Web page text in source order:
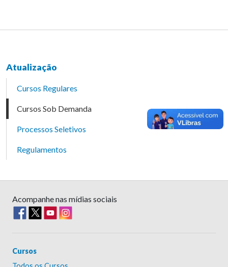
Atualização
Cursos Regulares
Cursos Sob Demanda
Processos Seletivos
Regulamentos
Acompanhe nas mídias sociais
Cursos